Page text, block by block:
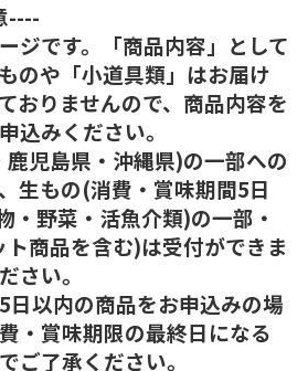
----
ジです。「商品内容」として
のや「小道具類」はお届け
おりませんので、商品内容を
込みください。
児島県・沖縄県)の一部への
生もの(消費・賞味期間5日
・野菜・活魚介類)の一部・
商品を含む)は受付ができま
さい。
以内の商品をお申込みの場
・賞味期限の最終日になる
ご了承ください。